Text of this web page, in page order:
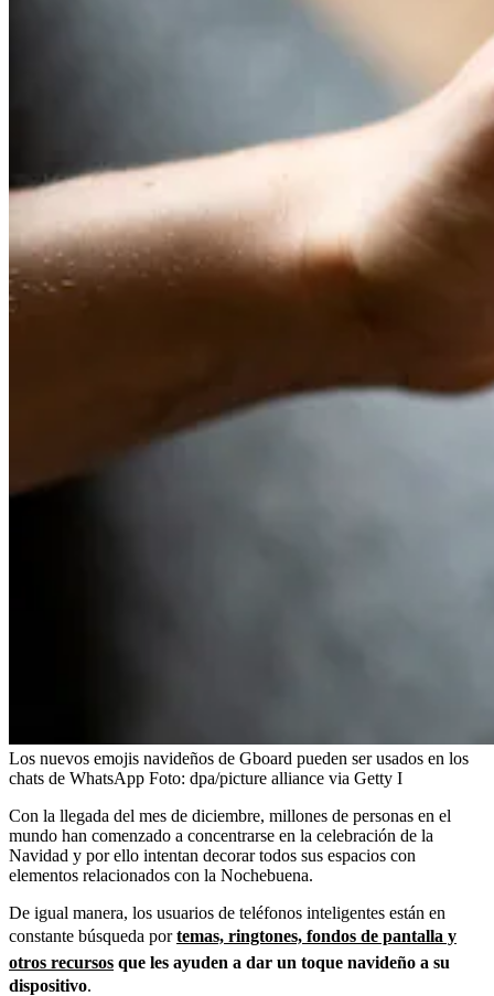
Los nuevos emojis navideños de Gboard pueden ser usados en los
chats de WhatsApp Foto: dpa/picture alliance via Getty I
Con la llegada del mes de diciembre, millones de personas en el
mundo han comenzado a concentrarse en la celebración de la
Navidad y por ello intentan decorar todos sus espacios con
elementos relacionados con la Nochebuena.
De igual manera, los usuarios de teléfonos inteligentes están en
constante búsqueda portemas, ringtones, fondos de pantalla y
otros recursos que les ayuden a dar un toque navideño a su
dispositivo.